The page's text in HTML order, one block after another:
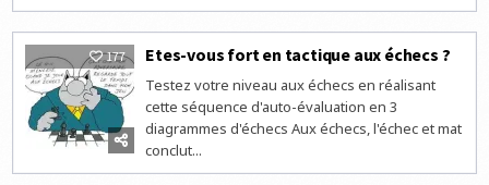
177 Etes-vous fort en tactique aux échecs ?
Testez votre niveau aux échecs en réalisant
cette séquence d'auto-évaluation en 3
diagrammes d'échecs Aux échecs, l'échec et mat
conclut...